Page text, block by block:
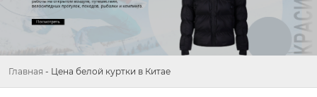
Главная - Цена белой куртки в Китае